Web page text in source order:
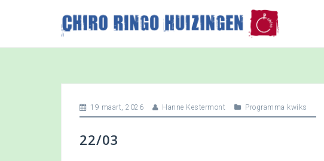
p
19 maart, 2026 Hanne Kestermont Programma kwiks
22/03